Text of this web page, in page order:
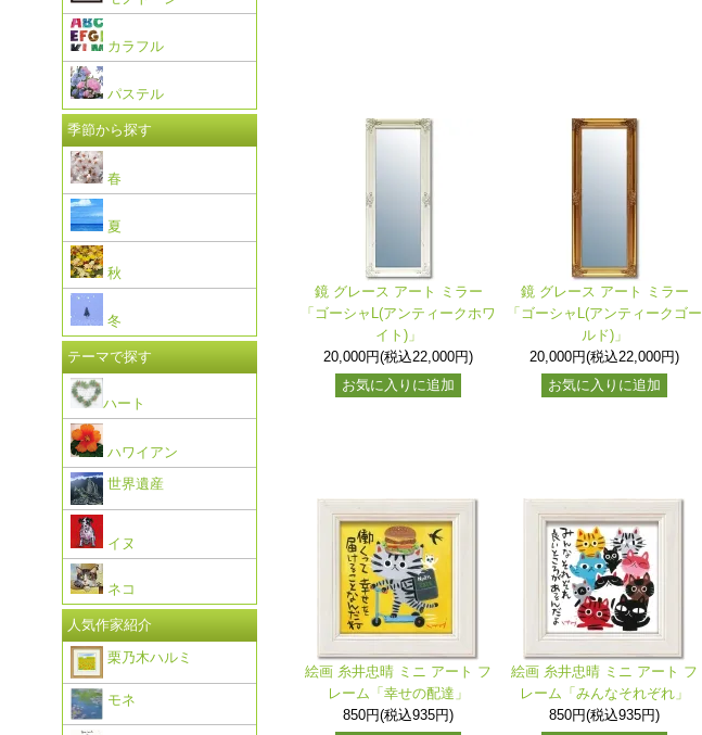
鏡 グレース アート ミラー
「ゴーシャL(アンティークホワ
イト)」
20,000円(税込22,000円)
お気に入りに追加
鏡 グレース アート ミラー
「ゴーシャL(アンティークゴー
ルド)」
20,000円(税込22,000円)
お気に入りに追加
絵画 糸井忠晴 ミニ アート フ
レーム「幸せの配達」
850円(税込935円)
絵画 糸井忠晴 ミニ アート フ
レーム「みんなそれぞれ」
850円(税込935円)
カラフル
パステル
季節から探す
春
夏
秋
冬
テーマで探す
ハート
ハワイアン
世界遺産
イヌ
ネコ
人気作家紹介
栗乃木ハルミ
モネ